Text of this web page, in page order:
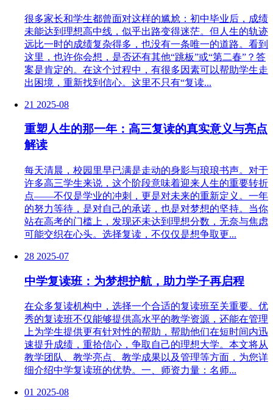
很多家长和学生都曾面对这样的尴尬：初中毕业后，成绩
未能达到理想高中线，似乎出路变得迷茫。但人生的轨迹
远比一时的成绩复杂得多，也没有一条唯一的道路。看到
这里，也许你会想，是否还有其他“跳板”或“第二春”？答
案是肯定的。在这个过程中，有很多因素可以帮助学生走
出困境，重新找到信心。这里不只有“复读...
21 2025-08
重塑人生的那一年：高三复读的真实意义与亮点
解读
每天清晨，校园里早已满是走动的身影与琅琅书声。对于
许多高三学生来说，这个阶段意味着迎来人生的重要转折
点——不仅是学业的冲刺，更是对未来的重新定义。一年
的努力等待，是对自己的承诺，也是对梦想的坚持。当你
站在高考的门槛上，发现还未达到理想分数，无奈与焦虑
可能交织在心头。选择复读，不仅仅是想争取更...
28 2025-07
中学复读班：为梦想护航，助力学子再启程
在众多复读机构中，选择一个合适的复读班至关重要。优
秀的复读班不仅能够提供高水平的教学资源，还能在管理
上为学生提供更有针对性的帮助，帮助他们在短时间内迅
速提升成绩，重拾信心，争取自己的理想大学。本文将从
教学团队、教学亮点、教学成果以及管理等方面，为您详
细介绍中学复读班的优势。一、师资力量：名师...
01 2025-08